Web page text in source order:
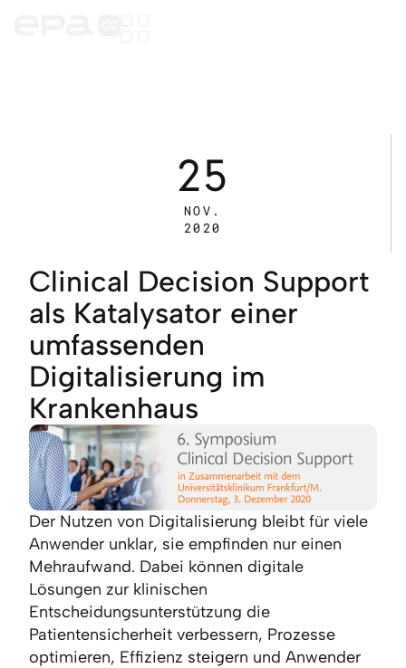
25
NOV.
2020
Clinical Decision Support
als Katalysator einer
umfassenden
Digitalisierung im
Krankenhaus
Der Nutzen von Digitalisierung bleibt für viele
Anwender unklar, sie empfinden nur einen
Mehraufwand. Dabei können digitale
Lösungen zur klinischen
Entscheidungsunterstützung die
Patientensicherheit verbessern, Prozesse
optimieren, Effizienz steigern und Anwender